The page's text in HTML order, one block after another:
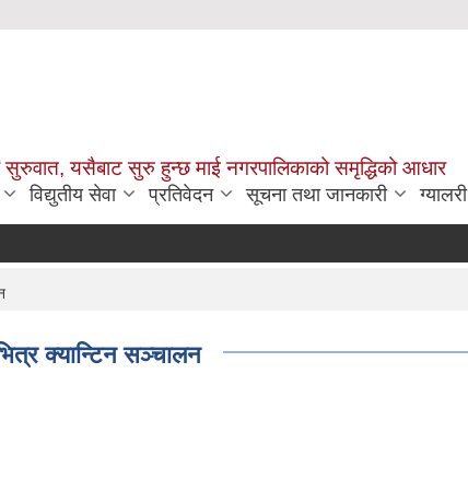
यसैबाट सुरु हुन्छ माई नगरपालिकाको समृद्धिको आधार
विद्युतीय सेवा प्रतिवेदन सूचना तथा जानकारी ग्यालरी
क्यान्टिन सञ्चालन